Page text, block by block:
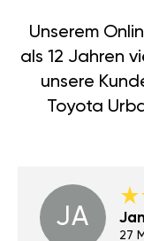
Unserem
als 12 Jahren
unsere
Toyota
JA
27